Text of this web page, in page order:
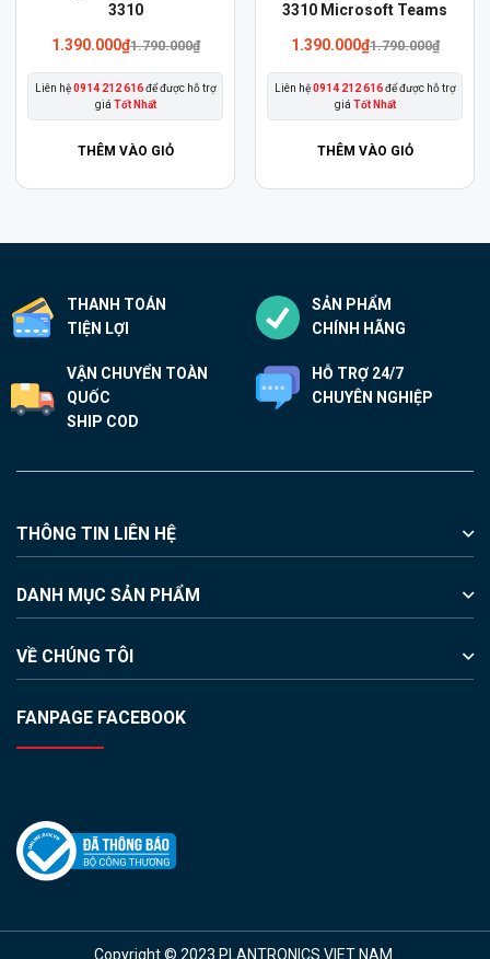
3310
1.390.000₫1.790.000₫
Liên hệ0914 212 616để được hỗ trợ
giá Tốt Nhất
THÊM VÀO GIỎ
nhiều
biến
được
chọn
trang
sản
3310 Microsoft Teams
1.390.000₫1.790.000₫
Liên hệ0914 212 616để được hỗ trợ
giá Tốt Nhất
THÊM VÀO GIỎ
phẩm
nhiều
biến
được
chọn
trên
trang
THANH TOÁN
TIỆN LỢI
SẢN PHẨM
CHÍNH HÃNG
VẬN CHUYỂN TOÀN
QUỐC
SHIP COD
HỖ TRỢ 24/7
CHUYÊN NGHIỆP
THÔNG TIN LIÊN HỆ
DANH MỤC SẢN PHẨM
VỀ CHÚNG TÔI
FANPAGE FACEBOOK
Copyright © 2023 PLANTRONICS VIET NAM.